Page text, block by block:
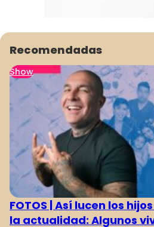
Recomendadas
Show
FOTOS | Así lucen los
la actualidad: Algunos